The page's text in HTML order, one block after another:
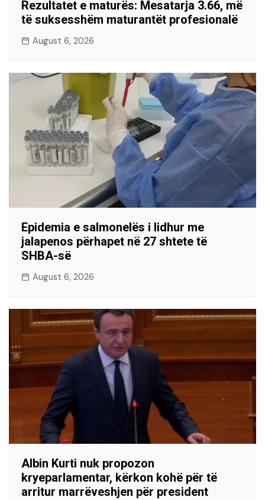
Rezultatet e maturës: Mesatarja 3.66, më
të suksesshëm maturantët profesionalë
August 6, 2026
Epidemia e salmonelës i lidhur me
jalapenos përhapet në 27 shtete të
SHBA-së
August 6, 2026
Albin Kurti nuk propozon
kryeparlamentar, kërkon kohë për të
arritur marrëveshjen për president